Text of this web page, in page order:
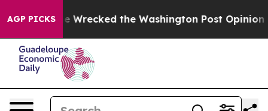
AGP PICKShe Wrecked the Washington Post Opinion